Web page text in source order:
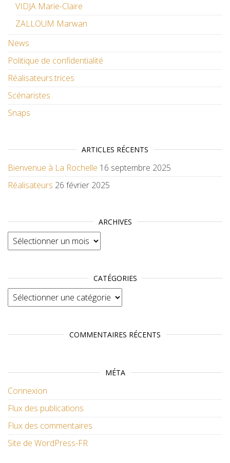
VIDJA Marie-Claire
ZALLOUM Marwan
News
Politique de confidentialité
Réalisateurs.trices
Scénaristes
Snaps
ARTICLES RÉCENTS
Bienvenue à La Rochelle 16 septembre 2025
Réalisateurs 26 février 2025
ARCHIVES
Archives
CATÉGORIES
Catégories
COMMENTAIRES RÉCENTS
MÉTA
Connexion
Flux des publications
Flux des commentaires
Site de WordPress-FR